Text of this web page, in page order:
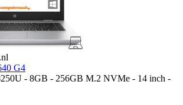
G4
- 8GB - 256GB M.2 NVMe - 14 inch -